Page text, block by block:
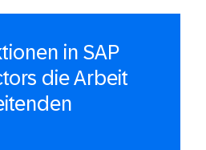
in SAP
die Arbeit